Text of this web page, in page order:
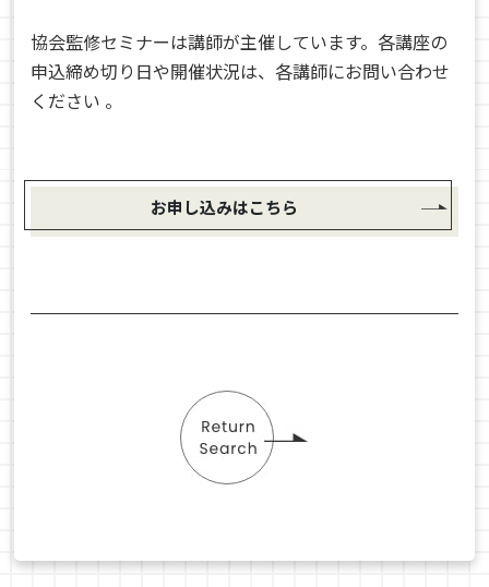
協会監修セミナーは講師が主催しています。各講座の
申込締め切り日や開催状況は、各講師にお問い合わせ
ください 。
お申し込みはこちら